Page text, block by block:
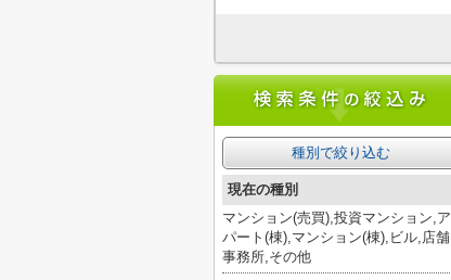
種別で絞り込む
現在の種別
マンション(売買),投資マンション,ア
パート(棟),マンション(棟),ビル,店舗
事務所,その他